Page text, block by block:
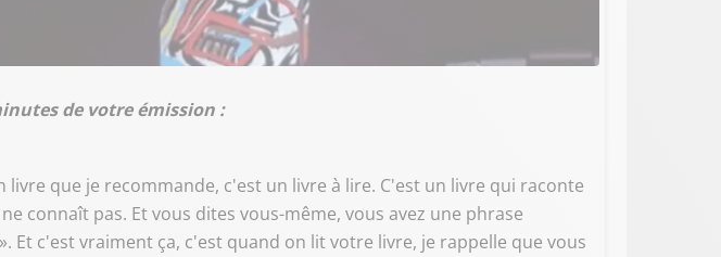
de votre émission :
livre que je recommande, c'est un livre à lire. C'est un livre qui raconte
connaît pas. Et vous dites vous-même, vous avez une phrase
Et c'est vraiment ça, c'est quand on lit votre livre, je rappelle que vous